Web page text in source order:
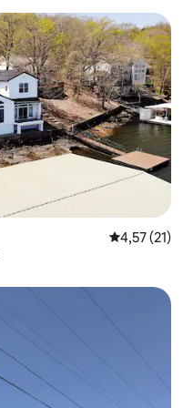
4,57 av 5 i
4,57 (21)